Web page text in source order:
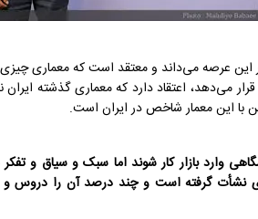
این عرصه می‌داند و معتقد است که معماری
می‌دهد، اعتقاد دارد که معماری گذشته ایران
با این معمار شاخص در ایران است.
وارد بازار کار شوند اما سبک و سیاق و
گرفته است و چند درصد آن را دروس و